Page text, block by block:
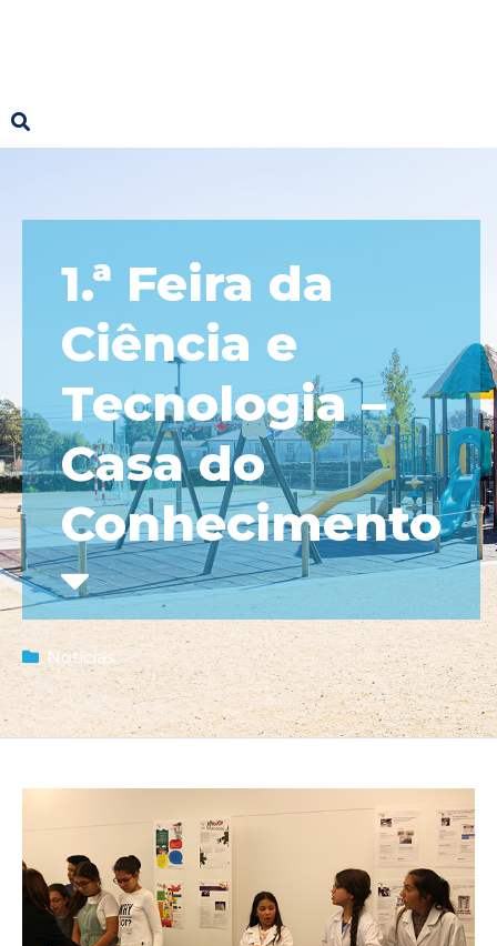
1.ª Feira da
Ciência e
Tecnologia –
Casa do
Conhecimento
Notícias